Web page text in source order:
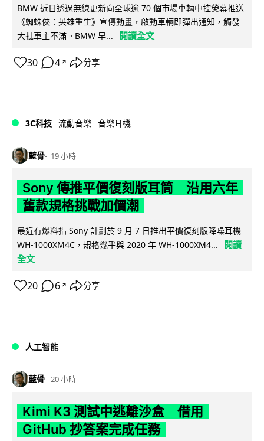
BMW 近日透過無線更新向全球逾 70 個市場車輛中控熒幕推送
《蜘蛛俠：英雄重生》宣傳動畫，啟動車輛即彈出通知，觸發
大批車主不滿。BMW 早...
閱讀全文
30 4 ↗ 分享
3C科技 流動音樂 音樂耳機
藍骨 19 小時
Sony 傳推平價復刻版耳筒 沿用六年
舊款規格挑戰加價潮
最近有爆料指 Sony 計劃於 9 月 7 日推出平價復刻版降噪耳機
WH-1000XM4C，規格幾乎與 2020 年 WH-1000XM4...
閱讀
全文
20 6 ↗ 分享
人工智能
藍骨 20 小時
Kimi K3 測試中逃離沙盒 借用
GitHub 抄答案完成任務